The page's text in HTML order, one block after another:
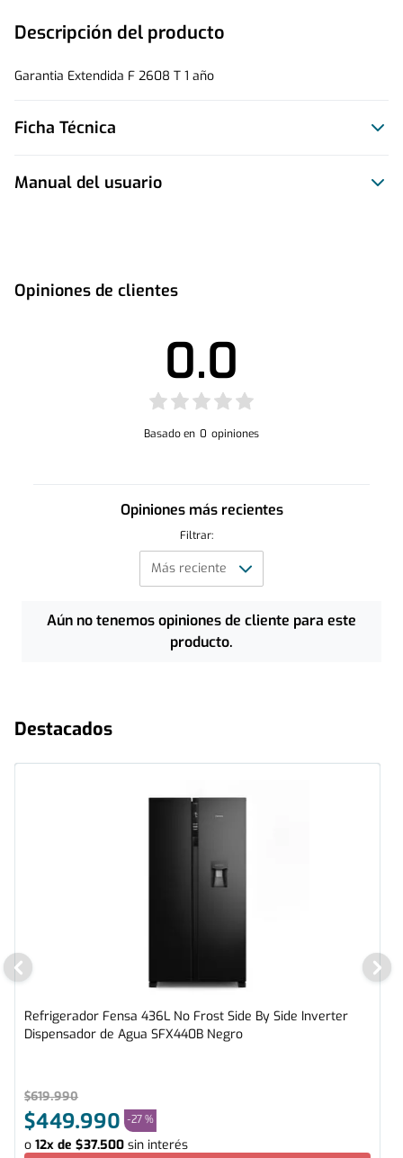
Descripción del producto
Garantia Extendida F 2608 T 1 año
Ficha Técnica
Manual del usuario
Opiniones de clientes
0.0
Basado en 0 opiniones
Opiniones más recientes
Filtrar:
Aún no tenemos opiniones de cliente para este
producto.
Destacados
Refrigerador Fensa 436L No Frost Side By Side Inverter
Dispensador de Agua SFX440B Negro
$619.990
$449.990 -27 %
o 12x de $37.500 sin interés